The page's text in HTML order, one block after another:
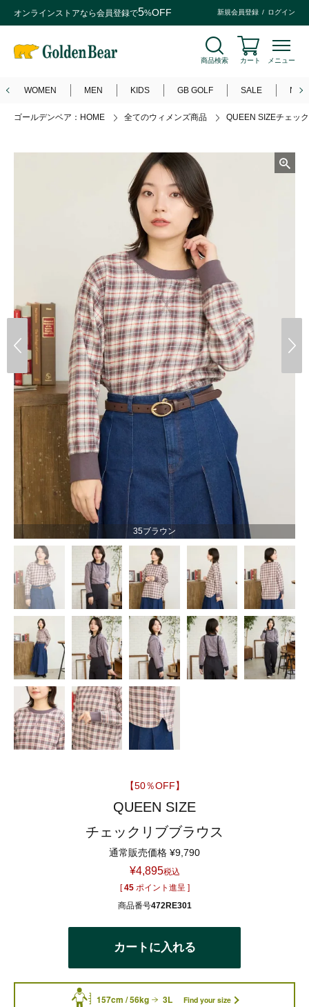
オンラインストアなら会員登録で5%OFF 新規会員登録 ログイン
商品検索 カート メニュー
WOMEN MEN KIDS GB GOLF SALE
ゴールデンベア：HOME 全てのウィメンズ商品 QUEEN SIZEチェッ
35ブラウン
【50％OFF】
QUEEN SIZE
チェックリブブラウス
通常販売価格 ¥9,790
¥4,895税込
[ 45 ポイント進呈 ]
商品番号472RE301
カートに入れる
157cm / 56kg 3L Find your size